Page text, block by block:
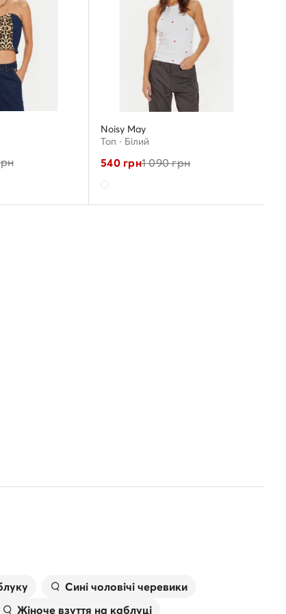
Noisy May
Топ · Білий
540грн1 090грн
Сині чоловічі черевики
Жіноче взуття на каблуці